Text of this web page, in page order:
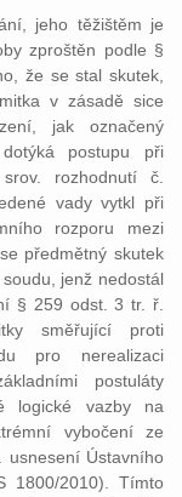
jeho těžištěm je
zproštěn podle §
že se stal skutek,
v zásadě sice
jak označený
postupu při
rozhodnutí č.
vady vytkl při
rozporu mezi
předmětný skutek
jenž nedostál
§ 259 odst. 3 tr. ř.
směřující proti
pro nerealizaci
postuláty
logické vazby na
vybočení ze
usnesení Ústavního
2010). Tímto